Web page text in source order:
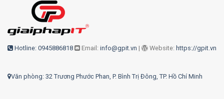
Hotline: 0945886818 Email: info@gpit.vn | Website: https://gpit.vn
Văn phòng: 32 Trương Phước Phan, P. Bình Trị Đông, TP. Hồ Chí Minh